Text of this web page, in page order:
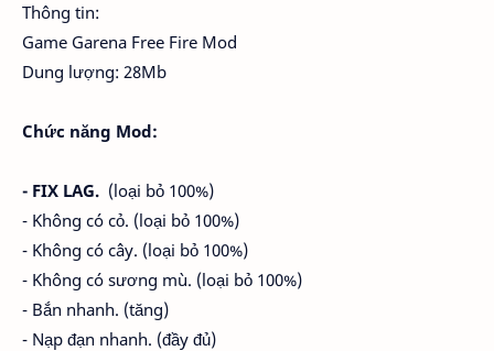
Thông tin:
Game Garena Free Fire Mod
Dung lượng: 28Mb
Chức năng Mod:
- FIX LAG. (loại bỏ 100%)
- Không có cỏ. (loại bỏ 100%)
- Không có cây. (loại bỏ 100%)
- Không có sương mù. (loại bỏ 100%)
- Bắn nhanh. (tăng)
- Nạp đạn nhanh. (đầy đủ)